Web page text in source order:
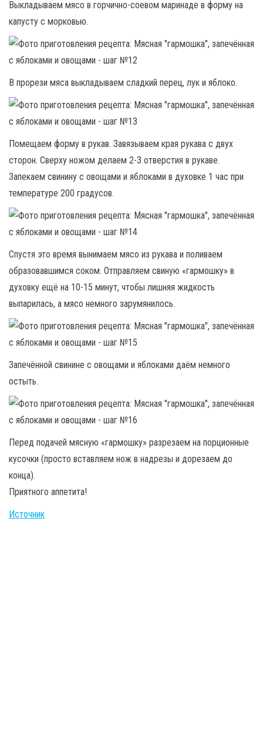
Выкладываем мясо в горчично-соевом маринаде в форму на
капусту с морковью.
В прорези мяса выкладываем сладкий перец, лук и яблоко.
Помещаем форму в рукав. Завязываем края рукава с двух
сторон. Сверху ножом делаем 2-3 отверстия в рукаве.
Запекаем свинину с овощами и яблоками в духовке 1 час при
температуре 200 градусов.
Спустя это время вынимаем мясо из рукава и поливаем
образовавшимся соком. Отправляем свиную «гармошку» в
духовку ещё на 10-15 минут, чтобы лишняя жидкость
выпарилась, а мясо немного зарумянилось.
Запечённой свинине с овощами и яблоками даём немного
остыть.
Перед подачей мясную «гармошку» разрезаем на порционные
кусочки (просто вставляем нож в надрезы и дорезаем до
конца).
Приятного аппетита!
Источник